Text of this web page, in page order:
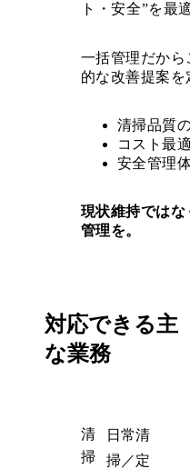
ト・安全”を最
一括管理だか
的な改善提案
清掃品質
コスト最
安全管理
現状維持では
管理を。
対応できる主
な業務
清
掃
日常清
掃／定